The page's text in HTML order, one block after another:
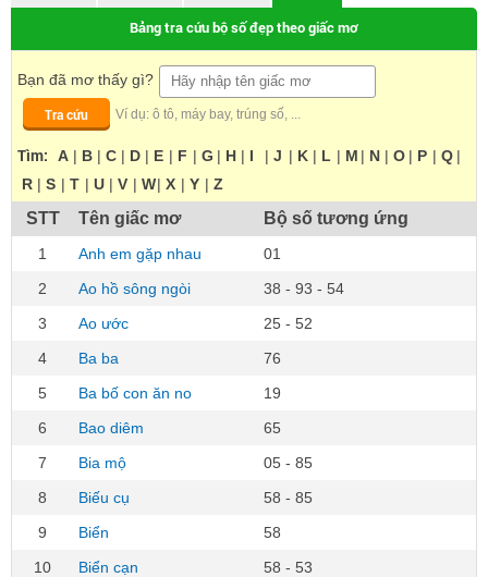
Bảng tra cứu bộ số đẹp theo giấc mơ
Bạn đã mơ thấy gì?
Tra cứu
Ví dụ: ô tô, máy bay, trúng số, ...
Tìm: A | B | C | D | E | F | G | H | I | J | K | L | M | N | O | P | Q |
R | S | T | U | V | W| X | Y | Z
STT Tên giấc mơ Bộ số tương ứng
1 Anh em gặp nhau
01
2
Ao hồ sông ngòi
38 - 93 - 54
3
Ao ước
25 - 52
4
Ba ba
76
5
Ba bố con ăn no
19
6
Bao diêm
65
7
Bia mộ
05 - 85
8
Biếu cụ
58 - 85
9
Biển
58
10
Biển cạn
58 - 53